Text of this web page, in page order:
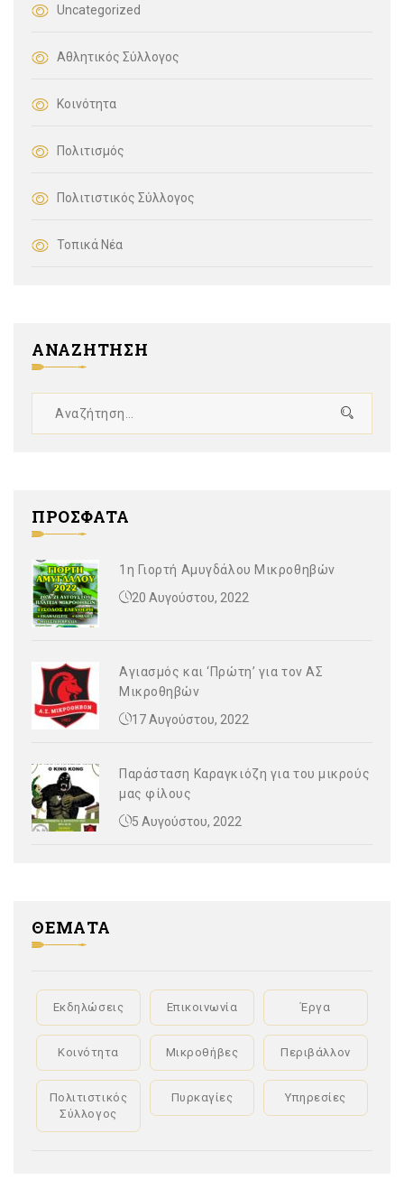
Uncategorized
Αθλητικός Σύλλογος
Κοινότητα
Πολιτισμός
Πολιτιστικός Σύλλογος
Τοπικά Νέα
ΑΝΑΖΗΤΗΣΗ
ΠΡΟΣΦΑΤΑ
1η Γιορτή Αμυγδάλου Μικροθηβών
20 Αυγούστου, 2022
Αγιασμός και ‘Πρώτη’ για τον ΑΣ
Μικροθηβών
17 Αυγούστου, 2022
Παράσταση Καραγκιόζη για του μικρούς
μας φίλους
5 Αυγούστου, 2022
ΘΕΜΑΤΑ
Εκδηλώσεις Επικοινωνία Έργα
Κοινότητα Μικροθήβες Περιβάλλον
Πολιτιστικός
Σύλλογος
Πυρκαγίες Υπηρεσίες